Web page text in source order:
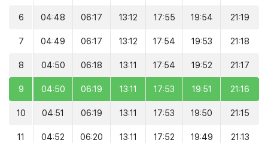
6 04:48 06:17 13:12 17:55 19:54 21:19
7 04:49 06:17 13:12 17:54 19:53 21:18
8 04:50 06:18 13:11 17:54 19:52 21:17
9 04:50 06:19 13:11 17:53 19:51 21:16
10 04:51 06:19 13:11 17:53 19:50 21:15
11 04:52 06:20 13:11 17:52 19:49 21:13